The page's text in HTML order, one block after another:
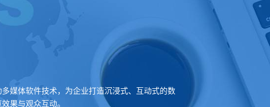
媒体软件技术，为企业打造沉浸式、互动式的数
果与观众互动。